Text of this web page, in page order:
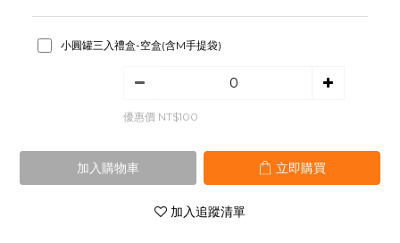
小圓罐三入禮盒-空盒(含M手提袋)
優惠價 NT$100
加入購物車 立即購買
加入追蹤清單